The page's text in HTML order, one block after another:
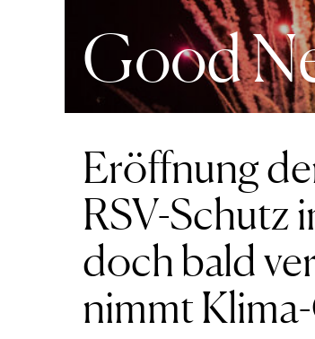
Good
Eröffnung
RSV-Schutz
doch bald
nimmt